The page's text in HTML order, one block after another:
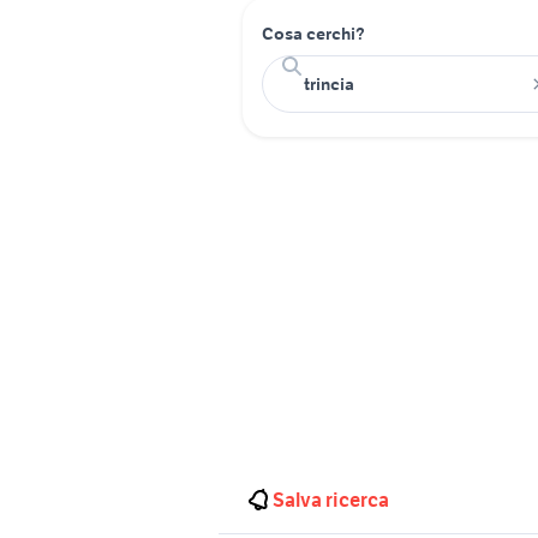
Cosa cerchi?
Salva ricerca